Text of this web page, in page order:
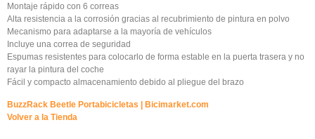
Montaje rápido con 6 correas
Alta resistencia a la corrosión gracias al recubrimiento de pintura en polvo
Mecanismo para adaptarse a la mayoría de vehículos
Incluye una correa de seguridad
Espumas resistentes para colocarlo de forma estable en la puerta trasera y no
rayar la pintura del coche
Fácil y compacto almacenamiento debido al pliegue del brazo
BuzzRack Beetle Portabicicletas | Bicimarket.com
Volver a la Tienda